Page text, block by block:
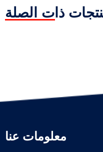
ذات الصلة
معلومات عنا